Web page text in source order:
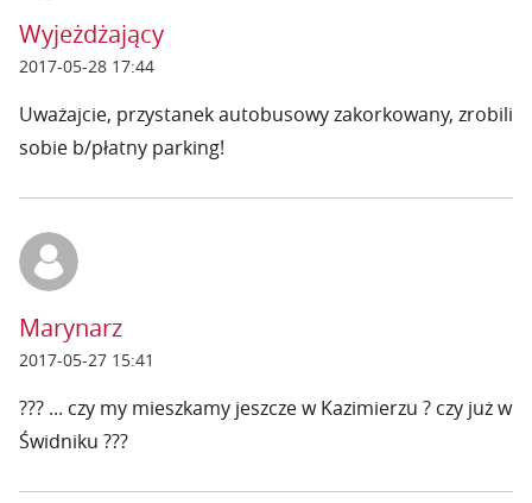
Wyjeżdżający
2017-05-28 17:44
Uważajcie, przystanek autobusowy zakorkowany, zrobili
sobie b/płatny parking!
Marynarz
2017-05-27 15:41
??? ... czy my mieszkamy jeszcze w Kazimierzu ? czy już w
Świdniku ???